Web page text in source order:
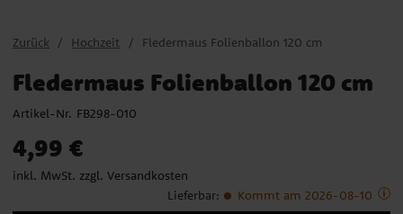
Zurück Hochzeit Fledermaus Folienballon 120 cm
Fledermaus Folienballon 120 cm
Artikel-Nr. FB298-010
Preis:4,99 €
4,99 €
inkl. MwSt. zzgl. Versandkosten
Lieferbar: Kommt am 2026-08-10